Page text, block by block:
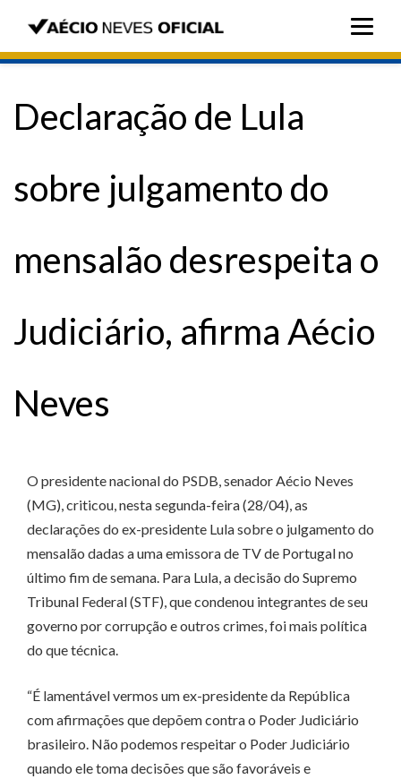
Declaração de Lula
sobre julgamento do
mensalão desrespeita o
Judiciário, afirma Aécio
Neves
O presidente nacional do PSDB, senador Aécio Neves
(MG), criticou, nesta segunda-feira (28/04), as
declarações do ex-presidente Lula sobre o julgamento do
mensalão dadas a uma emissora de TV de Portugal no
último fim de semana. Para Lula, a decisão do Supremo
Tribunal Federal (STF), que condenou integrantes de seu
governo por corrupção e outros crimes, foi mais política
do que técnica.
“É lamentável vermos um ex-presidente da República
com afirmações que depõem contra o Poder Judiciário
brasileiro. Não podemos respeitar o Poder Judiciário
quando ele toma decisões que são favoráveis e